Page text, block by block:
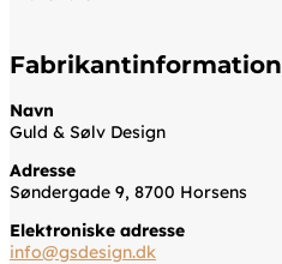
Fabrikantinformation
Navn
Guld & Sølv Design
Adresse
Søndergade 9, 8700 Horsens
Elektroniske adresse
info@gsdesign.dk